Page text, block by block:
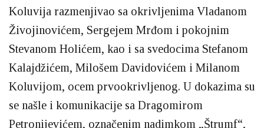
Koluvija razmenjivao sa okrivljenima Vladanom
Živojinovićem, Sergejem Mrđom i pokojnim
Stevanom Holićem, kao i sa svedocima Stefanom
Kalajdžićem, Milošem Davidovićem i Milanom
Koluvijom, ocem prvookrivljenog. U dokazima su
se našle i komunikacije sa Dragomirom
Petronijevićem, označenim nadimkom „Štrumf“,